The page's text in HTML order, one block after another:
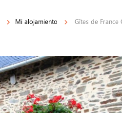
Mi alojamiento Gîtes de France